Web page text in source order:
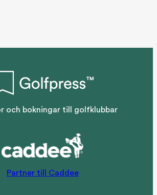
och bokningar till golfklubbar
Partner till Caddee